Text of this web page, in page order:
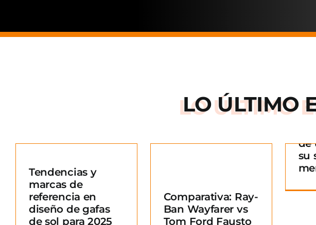
LO ÚLTIMO
Tendencias y
marcas de
referencia en
diseño de gafas
de sol para 2025
Comparativa: Ray-
Ban Wayfarer vs
Tom Ford Fausto
Comparativa: Ray-
Ban Wayfarer vs
Tom Ford Fausto
mercado
de
su